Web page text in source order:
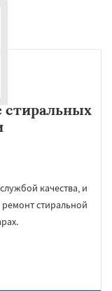
стиральных
качества, и
стиральной